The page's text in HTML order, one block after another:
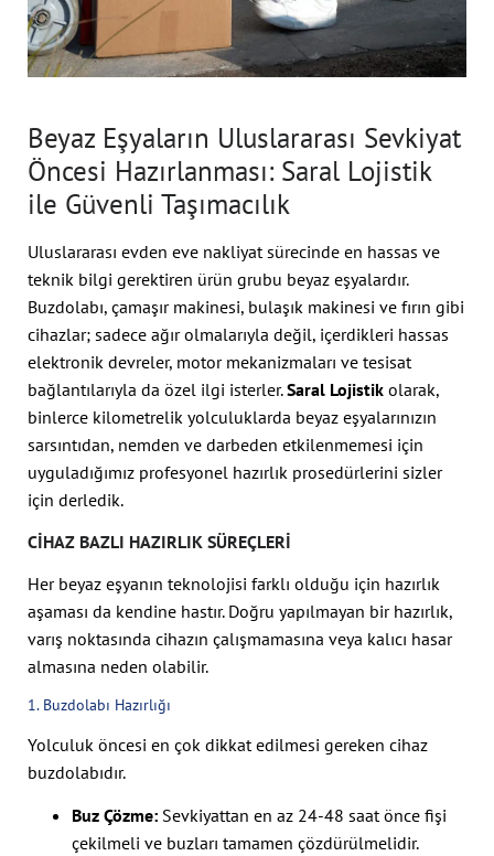
Beyaz Eşyaların Uluslararası Sevkiyat
Öncesi Hazırlanması: Saral Lojistik
ile Güvenli Taşımacılık
Uluslararası evden eve nakliyat sürecinde en hassas ve
teknik bilgi gerektiren ürün grubu beyaz eşyalardır.
Buzdolabı, çamaşır makinesi, bulaşık makinesi ve fırın gibi
cihazlar; sadece ağır olmalarıyla değil, içerdikleri hassas
elektronik devreler, motor mekanizmaları ve tesisat
bağlantılarıyla da özel ilgi isterler.Saral Lojistik olarak,
binlerce kilometrelik yolculuklarda beyaz eşyalarınızın
sarsıntıdan, nemden ve darbeden etkilenmemesi için
uyguladığımız profesyonel hazırlık prosedürlerini sizler
için derledik.
CIHAZ BAZLI HAZIRLIK SÜREÇLERI
Her beyaz eşyanın teknolojisi farklı olduğu için hazırlık
aşaması da kendine hastır. Doğru yapılmayan bir hazırlık,
varış noktasında cihazın çalışmamasına veya kalıcı hasar
almasına neden olabilir.
1. Buzdolabı Hazırlığı
Yolculuk öncesi en çok dikkat edilmesi gereken cihaz
buzdolabıdır.
Buz Çözme: Sevkiyattan en az 24-48 saat önce fişi
çekilmeli ve buzları tamamen çözdürülmelidir.